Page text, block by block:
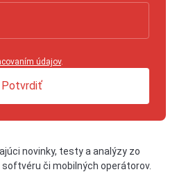
údajov.
Potvrdiť
novinky, testy a analýzy zo
či mobilných operátorov.